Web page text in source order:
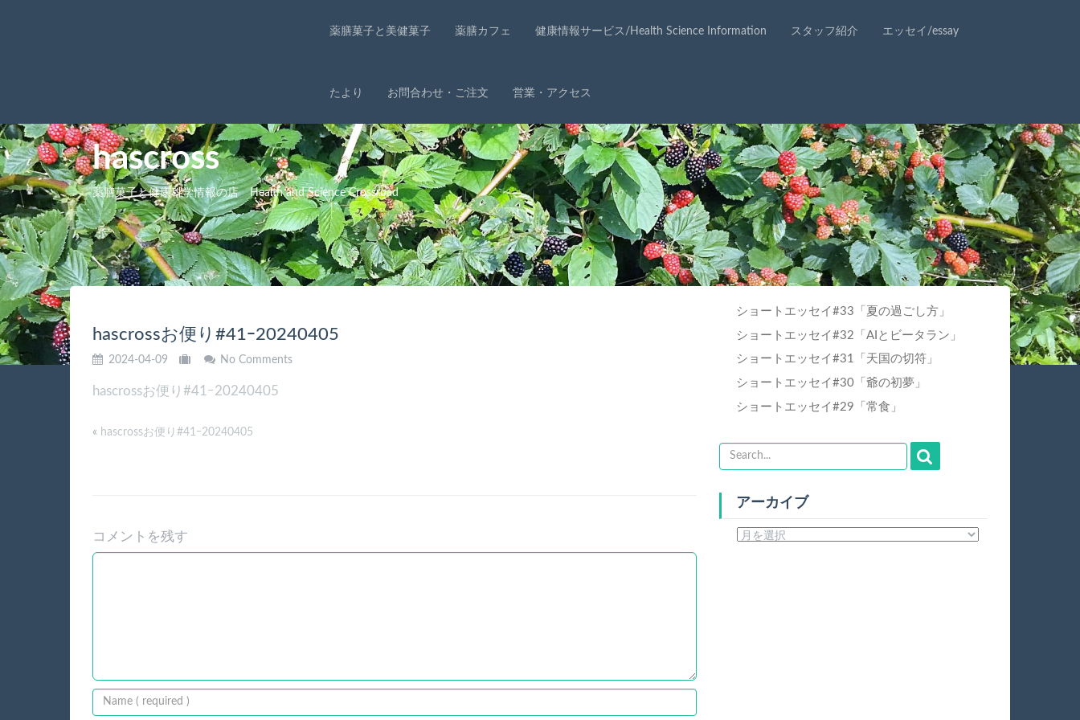
薬膳菓子と美健菓子 薬膳カフェ 健康情報サービス/Health Science Information スタッフ紹介 エッセイ/essay
たより お問合わせ・ご注文 営業・アクセス
hascross
薬膳菓子と健康科学情報の店 Health and Science Crossroad
hascrossお便り#41ｰ20240405
2024-04-09 No Comments
hascrossお便り#41ｰ20240405
« hascrossお便り#41ｰ20240405
コメントを残す
ショートエッセイ#33「夏の過ごし方」
ショートエッセイ#32「AIとビータラン」
ショートエッセイ#31「天国の切符」
ショートエッセイ#30「爺の初夢」
ショートエッセイ#29「常食」
アーカイブ